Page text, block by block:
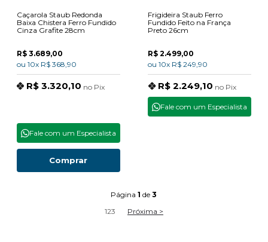
Caçarola Staub Redonda
Baixa Chistera Ferro Fundido
Cinza Grafite 28cm
R$ 3.689,00
ou 10x R$ 368,90
R$ 3.320,10 no Pix
Comprar
Fale com um Especialista
Frigideira Staub Ferro
Fundido Feito na França
Preto 26cm
R$ 2.499,00
ou 10x R$ 249,90
R$ 2.249,10 no Pix
Fale com um Especialista
Página1 de3
123 Próxima >